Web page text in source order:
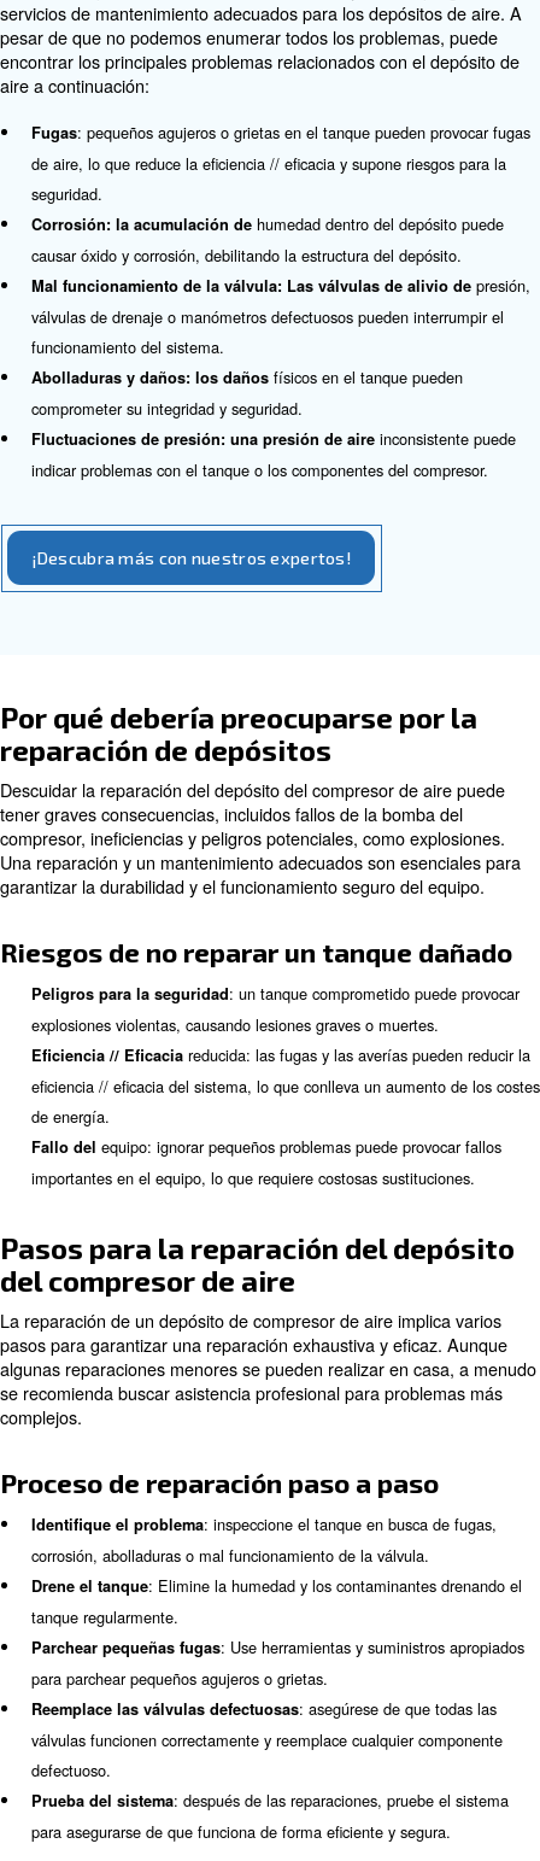
Problemas comunes con los
de compresores de aire
Losdepósitosde los compresores de aire pueden
problemas con el tiempo, lo que afecta a su
Comprender estos problemas comunes es crucial para
mantenimiento y la reparación oportunos del depósito
Problemas comunes de un
aire
Al utilizar un depósito de aire, puede encontrar
Conocer los problemas comunes también le ayudará a
pesar de que no podemos enumerar todos los
encontrar los principales problemas relacionados con
aire a continuación:
seguridad.
Corrosión: la acumulación dehumedad dentro del
causar óxido y corrosión, debilitando la estructura del
Mal funcionamiento de la válvula: Las válvulas de
válvulas de drenaje o manómetros defectuosos pueden
Abolladuras y daños: los dañosfísicos en el tanque
comprometer su integridad y seguridad.
Fluctuaciones de presión: una presión de aire
indicar problemas con el tanque o los componentes del
¡Descubra más con nuestros expertos!
Por qué debería preocuparse
reparación de depósitos
Descuidar la reparación del depósito del compresor de
tener graves consecuencias, incluidos fallos de la
compresor, ineficiencias y peligros potenciales, como
Una reparación y un mantenimiento adecuados son
garantizar la durabilidad y el funcionamiento seguro del
Riesgos de no reparar un tanque
Peligros para la seguridad: un tanque comprometido
explosiones violentas, causando lesiones graves o
Eficiencia // Eficaciareducida: las fugas y las averías
eficiencia // eficacia del sistema, lo que conlleva un